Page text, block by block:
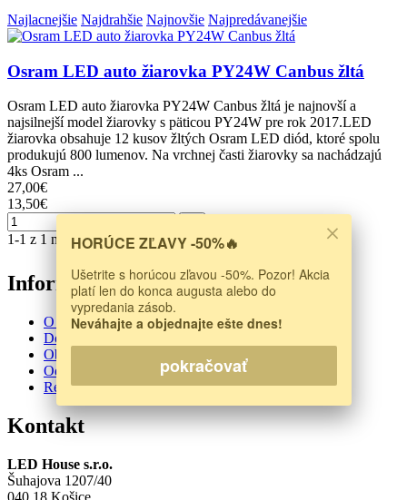
Najlacnejšie Najdrahšie Najnovšie Najpredávanejšie
Osram LED auto žiarovka PY24W Canbus žltá
Osram LED auto žiarovka PY24W Canbus žltá je najnovší a
najsilnejší model žiarovky s päticou PY24W pre rok 2017.LED
žiarovka obsahuje 12 kusov žltých Osram LED diód, ktoré spolu
produkujú 800 lumenov. Na vrchnej časti žiarovky sa nachádzajú
4ks Osram ...
27,00€
13,50€
1-1 z 1 nájdeného výsledku
Informácie
O nás
Doprava a platba
Obchodné podmienky
Odstúpenie od zmluvy
Reklamačný protokol
Kontakt
LED House s.r.o.
Šuhajova 1207/40
040 18 Košice
HORÚCE ZĽAVY -50%🔥
Ušetrite s horúcou zľavou -50%. Pozor! Akcia
platí len do konca augusta alebo do
vypredania zásob.
Neváhajte a objednajte ešte dnes!
pokračovať